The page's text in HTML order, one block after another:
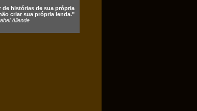
de histórias de sua própria
criar sua própria lenda."
Allende